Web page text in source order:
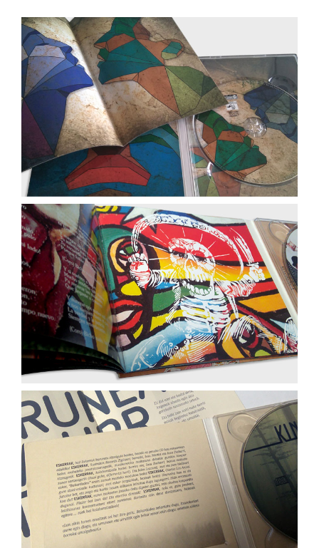
Biellanuei
Kinada
Lendakaris muertos